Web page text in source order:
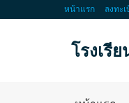
หน้าแรก ลงทะ
โรงเรี